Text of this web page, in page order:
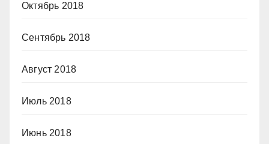
Октябрь 2018
Сентябрь 2018
Август 2018
Июль 2018
Июнь 2018